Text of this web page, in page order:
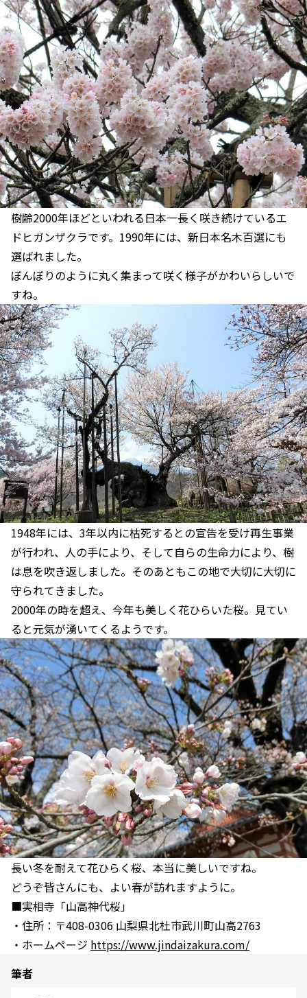
樹齢2000年ほどといわれる日本一長く咲き続けているエ
ドヒガンザクラです。1990年には、新日本名木百選にも
選ばれました。
ぼんぼりのように丸く集まって咲く様子がかわいらしいで
すね。
1948年には、3年以内に枯死するとの宣告を受け再生事業
が行われ、人の手により、そして自らの生命力により、樹
は息を吹き返しました。そのあともこの地で大切に大切に
守られてきました。
2000年の時を超え、今年も美しく花ひらいた桜。見てい
ると元気が湧いてくるようです。
長い冬を耐えて花ひらく桜、本当に美しいですね。
どうぞ皆さんにも、よい春が訪れますように。
■実相寺「山高神代桜」
・住所：〒408-0306 山梨県北杜市武川町山高2763
・ホームページ https://www.jindaizakura.com/
筆者